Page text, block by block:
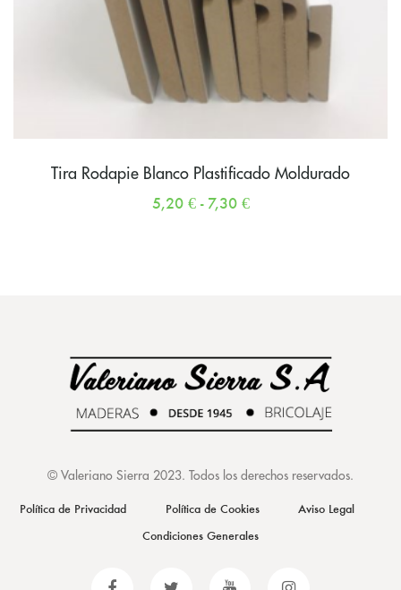
Tira Rodapie Blanco Plastificado Moldurado
5,20 € - 7,30 €
© Valeriano Sierra 2023 . Todos los derechos reservados.
Política de Privacidad Política de Cookies
Aviso Legal
Condiciones Generales